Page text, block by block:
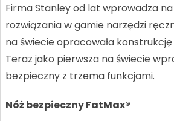
Firma Stanley od lat wprowadza
rozwiązania w gamie narzędzi
na świecie opracowała konstrukcję
Teraz jako pierwsza na świecie
bezpieczny z trzema funkcjami.
Nóż bezpieczny FatMax®